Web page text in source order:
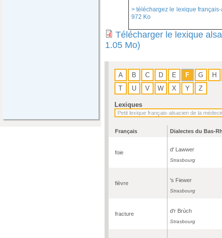
> téléchargez le lexique
972 Ko
Télécharger le lexique
1.05 Mo)
A B C D E F G
H
T
U V W X Y Z
Lexiques
Français Dialectes du Bas-
foie d' Lawwer
Strasbourg
fièvre 's Fiewer
Strasbourg
fracture d'r Brùch
Strasbourg